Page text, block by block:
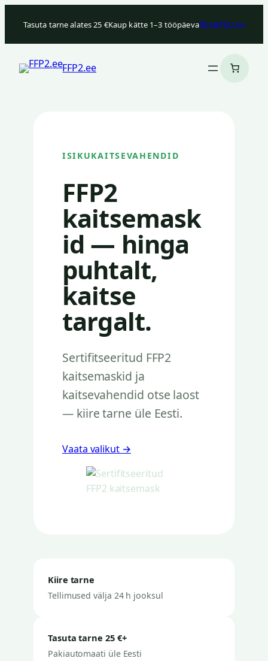
juurde
Tasuta tarne alates 25 €Kaup kätte 1–3 tööpäevaffp2@ffp2.ee
FFP2.ee
ISIKUKAITSEVAHENDID
FFP2
kaitsemask
id — hinga
puhtalt,
kaitse
targalt.
Sertifitseeritud FFP2
kaitsemaskid ja
kaitsevahendid otse laost
— kiire tarne üle Eesti.
Vaata valikut →
Kiire tarne
Tellimused välja 24 h jooksul
Tasuta tarne 25 €+
Pakiautomaati üle Eesti